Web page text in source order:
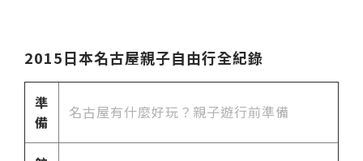
2015日本名古屋親子自由行全紀錄
準
備
名古屋有什麼好玩？親子遊行前準備